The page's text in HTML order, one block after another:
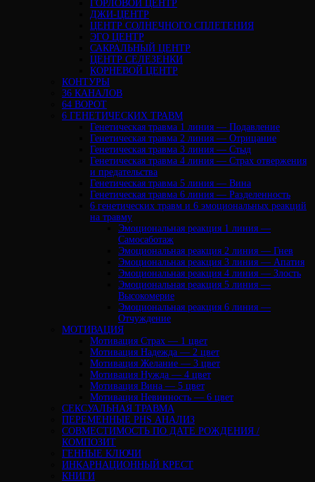
ГОРЛОВОЙ ЦЕНТР
ДЖИ-ЦЕНТР
ЦЕНТР СОЛНЕЧНОГО СПЛЕТЕНИЯ
ЭГО ЦЕНТР
САКРАЛЬНЫЙ ЦЕНТР
ЦЕНТР СЕЛЕЗЕНКИ
КОРНЕВОЙ ЦЕНТР
КОНТУРЫ
36 КАНАЛОВ
64 ВОРОТ
6 ГЕНЕТИЧЕСКИХ ТРАВМ
Генетическая травма 1 линия — Подавление
Генетическая травма 2 линия — Отрицание
Генетическая травма 3 линия — Стыд
Генетическая травма 4 линия — Страх отвержения
и предательства
Генетическая травма 5 линия — Вина
Генетическая травма 6 линия — Разделенность
6 генетических травм и 6 эмоциональных реакций
на травму
Эмоциональная реакция 1 линия —
Самосаботаж
Эмоциональная реакция 2 линия — Гнев
Эмоциональная реакция 3 линия — Апатия
Эмоциональная реакция 4 линия — Злость
Эмоциональная реакция 5 линия —
Высокомерие
Эмоциональная реакция 6 линия —
Отчуждение
МОТИВАЦИЯ
Мотивация Страх — 1 цвет
Мотивация Надежда — 2 цвет
Мотивация Желание — 3 цвет
Мотивация Нужда — 4 цвет
Мотивация Вина — 5 цвет
Мотивация Невинность — 6 цвет
СЕКСУАЛЬНАЯ ТРАВМА
ПЕРЕМЕННЫЕ PHS АНАЛИЗ
CОВМЕСТИМОСТЬ ПО ДАТЕ РОЖДЕНИЯ /
КОМПОЗИТ
ГЕННЫЕ КЛЮЧИ
ИНКАРНАЦИОННЫЙ КРЕСТ
КНИГИ